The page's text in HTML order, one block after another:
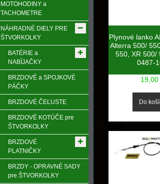
Plynové lanko
Alterra 500/
550, XR 500/
0487-
19,00
MOTOHODINY a
TACHOMETRE
NÁHRADNÉ DIELY PRE
ŠTVORKOLKY
BATÉRIE a
NABÍJAČKY
BRZDOVÉ a SPOJKOVÉ
PÁČKY
BRZDOVÉ ČEĽUSTE
BRZDOVÉ KOTÚČE pre
ŠTVORKOLKY
BRZDOVÉ
PLATNIČKY
BRZDY - OPRAVNÉ SADY
pre ŠTVORKOLKY